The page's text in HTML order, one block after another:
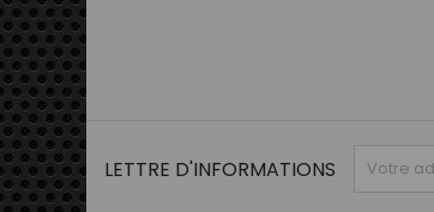
LETTRE D'INFORMATIONS